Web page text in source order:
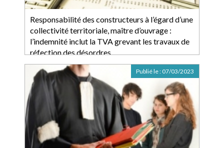
Responsabilité des constructeurs à l’égard d’une
collectivité territoriale, maître d’ouvrage :
l’indemnité inclut la TVA grevant les travaux de
réfection des désordres
Publié le : 07/03/2023